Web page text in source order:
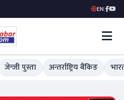
EN|
जेन्जी पुस्ता अन्तर्राष्ट्रिय बैंकिङ